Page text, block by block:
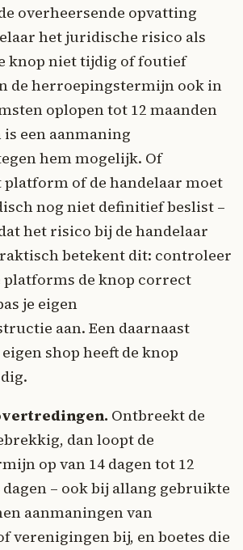
overheersende opvatting
het juridische risico als
knop niet tijdig of foutief
de herroepingstermijn ook in
oplopen tot 12 maanden
is een aanmaning
hem mogelijk. Of
of de handelaar moet
nog niet definitief beslist –
het risico bij de handelaar
betekent dit: controleer
platforms de knop correct
je eigen
aan. Een daarnaast
shop heeft de knop
Ontbreekt de
dan loopt de
op van 14 dagen tot 12
dagen – ook bij allang gebruikte
aanmaningen van
verenigingen bij, en boetes die